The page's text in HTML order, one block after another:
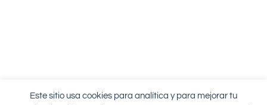
Este sitio usa cookies para analítica y para mejorar tu